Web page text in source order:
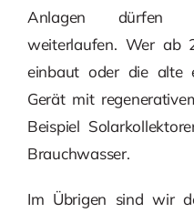
Anlagen dürfen
weiterlaufen. Wer ab
einbaut oder die alte
Gerät mit
Beispiel
Brauchwasser.
Im Übrigen sind wir